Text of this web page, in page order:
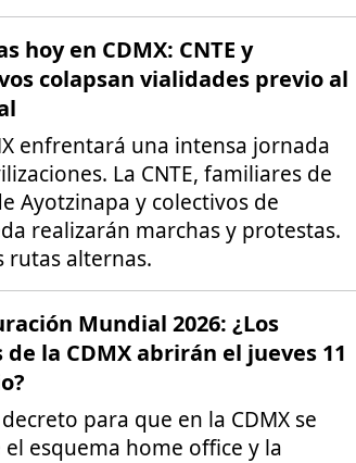
hoy en CDMX: CNTE y
colapsan vialidades previo al
enfrentará una intensa jornada
La CNTE, familiares de
Ayotzinapa y colectivos de
realizarán marchas y protestas.
rutas alternas.
Mundial 2026: ¿Los
de la CDMX abrirán el jueves 11
para que en la CDMX se
esquema home office y la